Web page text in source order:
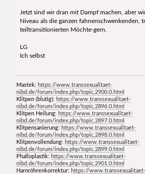
Jetzt sind wir dran mit Dampf machen, aber
Niveau als die ganzen fahnenschwenkenden,
teiltransitionierten Möchte-gern.
LG
Ich selbst
Mastek: https://www.transsexualitaet-
nibd.de/forum/index.php/topic,2900.0.html
Klitpen (blutig): https://www.transsexualitaet-
nibd.de/forum/index.php/topic,2896.0.html
Klitpen Heilung: https://www.transsexualitaet-
nibd.de/forum/index.php/topic,2897.0.html
Klitpensanierung: https://www.transsexualitaet-
nibd.de/forum/index.php/topic,2898.0.html
Klitpenvollendung: https://www.transsexualitaet-
nibd.de/forum/index.php/topic,2899.0.html
Phalloplastik: https://www.transsexualitaet-
nibd.de/forum/index.php/topic,2901.0.html
Harnröhrenkorrektur: https://www.transsexualitaet-